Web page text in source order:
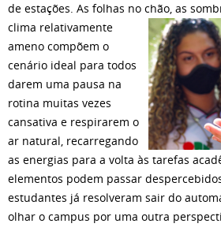
de estações. As folhas no chão, as
clima relativamente
ameno compõem o
cenário ideal para todos
darem uma pausa na
rotina muitas vezes
cansativa e respirarem o
ar natural, recarregando
as energias para a volta às tarefas
elementos podem passar
estudantes já resolveram sair do
olhar o campus por uma outra